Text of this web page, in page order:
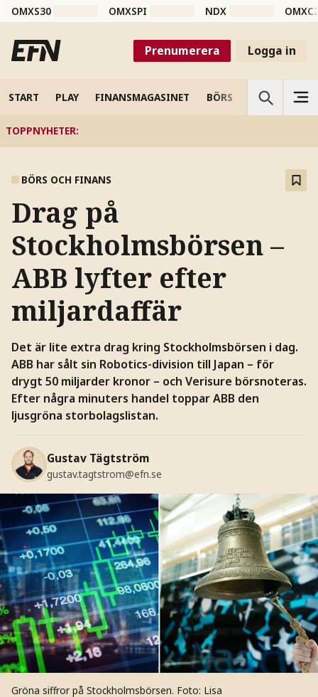
OMXS30 OMXSPI NDX
Prenumerera Logga in
START PLAY FINANSMAGASINET BÖRS VETENSKAP
TOPPNYHETER:
BÖRS OCH FINANS
Drag på
Stockholmsbörsen –
ABB lyfter efter
miljardaffär
Det är lite extra drag kring Stockholmsbörsen i dag.
ABB har sålt sin Robotics-division till Japan – för
drygt 50 miljarder kronor – och Verisure börsnoteras.
Efter några minuters handel toppar ABB den
ljusgröna storbolagslistan.
Gustav Tägtström
gustav.tagtstrom@efn.se
Gröna siffror på Stockholmsbörsen. Foto: Lisa